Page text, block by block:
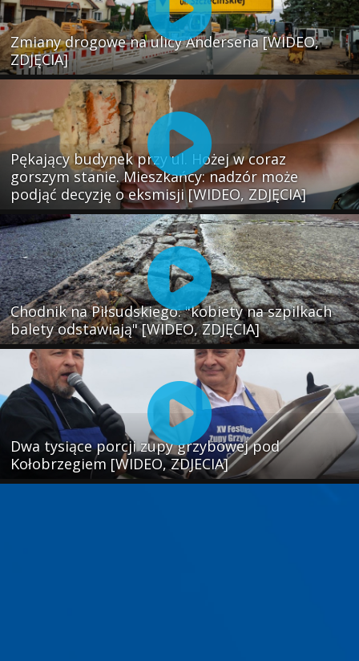
Zmiany drogowe na ulicy Andersena [WIDEO,
ZDJĘCIA]
Pękający budynek przy ul. Hożej w coraz
gorszym stanie. Mieszkańcy: nadzór może
podjąć decyzję o eksmisji [WIDEO, ZDJĘCIA]
Chodnik na Piłsudskiego: "kobiety na szpilkach
balety odstawiają" [WIDEO, ZDJĘCIA]
Dwa tysiące porcji zupy grzybowej pod
Kołobrzegiem [WIDEO, ZDJECIA]